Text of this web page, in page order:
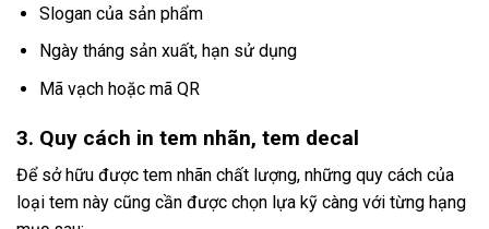
Slogan của sản phẩm
Ngày tháng sản xuất, hạn sử dụng
Mã vạch hoặc mã QR
3. Quy cách in tem nhãn, tem decal
Để sở hữu được tem nhãn chất lượng, những quy cách của
loại tem này cũng cần được chọn lựa kỹ càng với từng hạng